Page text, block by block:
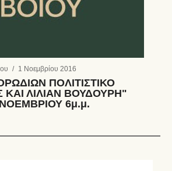
/ 1 Νοεμβρίου 2016
ΠΟΛΙΤΙΣΤΙΚΟ
ΛΙΛΙΑΝ ΒΟΥΔΟΥΡΗ"
6μ.μ.